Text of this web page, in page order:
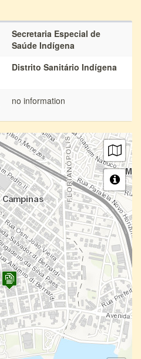
Secretaria Especial de
Saúde Indígena
Distrito Sanitário Indígena
no information